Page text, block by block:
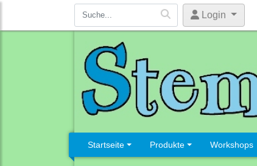
Login
Startseite Produkte Workshops